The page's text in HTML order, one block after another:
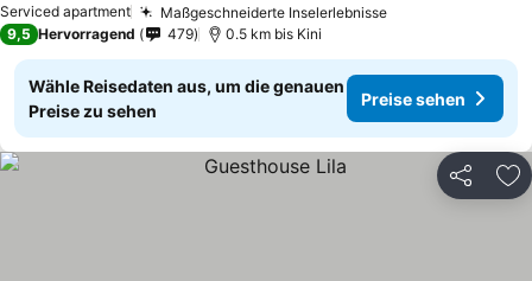
Serviced apartment Maßgeschneiderte Inselerlebnisse
9,5 Hervorragend 479 0.5 km bis Kini
Wähle Reisedaten aus, um die genauen
Preise zu sehen
Preise sehen
Teilen